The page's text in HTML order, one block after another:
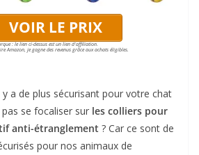
VOIR LE PRIX
: le lien ci-dessus est un lien d'affiliation.
Amazon, je gagne des revenus grâce aux achats éligibles.
y a de plus sécurisant pour votre chat
se focaliser sur les colliers pour
anti-étranglement ? Car ce sont de
pour nos animaux de